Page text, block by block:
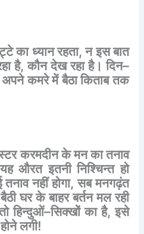
का ध्यान रहता,न इस बात
है,कौन देख रहा है। दिन–
अपने कमरे में बैठा किताब तक
करमदीनकेमनकातनाव
यह औरत इतनी निश्चिन्त हो
तनाव नहीं होगा,सब मनगढ़ंत
बैठी घर के बाहर बर्तन मल रही
हिन्दुओं–सिक्खों का है,इसे
होनेलगी!